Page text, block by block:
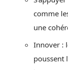
comme
une
Innover :
poussent